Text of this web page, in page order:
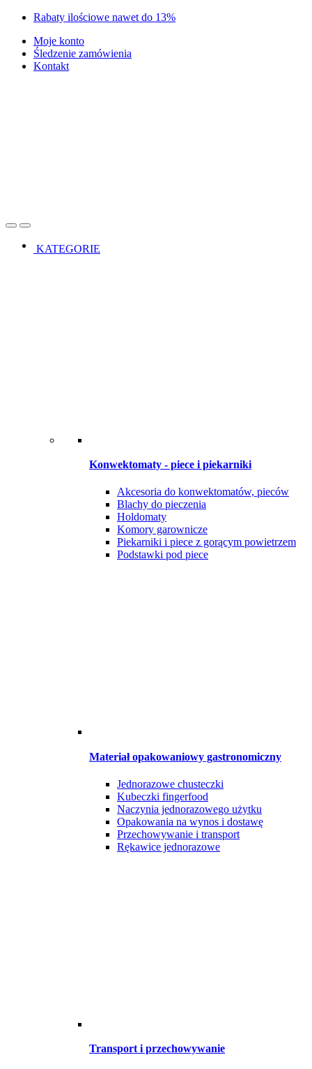
Skip
navigation
Skip
content
Rabaty ilościowe nawet do 13%
Moje konto
Śledzenie zamówienia
Kontakt
OpenClose
KATEGORIE
Konwektomaty - piece i piekarniki
Akcesoria do konwektomatów, pieców
Blachy do pieczenia
Holdomaty
Komory garownicze
Piekarniki i piece z gorącym powietrzem
Podstawki pod piece
Materiał opakowaniowy gastronomiczny
Jednorazowe chusteczki
Kubeczki fingerfood
Naczynia jednorazowego użytku
Opakowania na wynos i dostawę
Przechowywanie i transport
Rękawice jednorazowe
Transport i przechowywanie